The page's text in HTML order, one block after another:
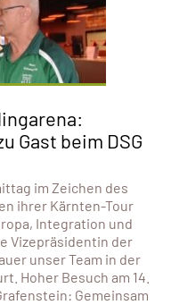
Gast beim DSG
im Zeichen des
ihrer Kärnten-Tour
Integration und
Vizepräsidentin der
unser Team in der
Hoher Besuch am 14.
Gemeinsam